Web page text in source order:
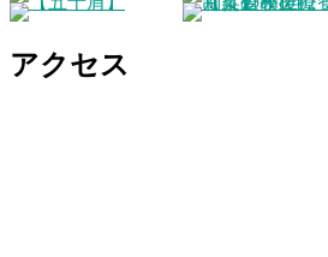
アクセス